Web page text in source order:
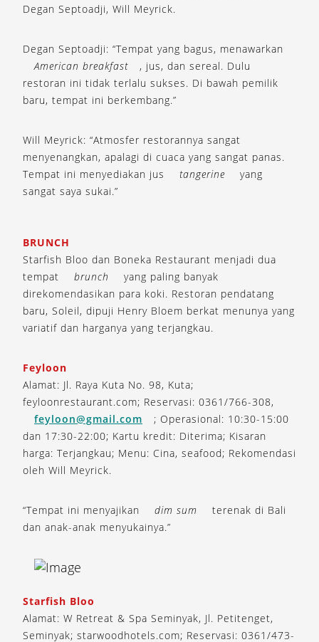
Degan Septoadji, Will Meyrick.
Degan Septoadji: “Tempat yang bagus, menawarkan
American breakfast
, jus, dan sereal. Dulu
restoran ini tidak terlalu sukses. Di bawah pemilik
baru, tempat ini berkembang.”
Will Meyrick: “Atmosfer restorannya sangat
menyenangkan, apalagi di cuaca yang sangat panas.
Tempat ini menyediakan jus
tangerine
yang
sangat saya sukai.”
BRUNCH
Starfish Bloo dan Boneka Restaurant menjadi dua
tempat
brunch
yang paling banyak
direkomendasikan para koki. Restoran pendatang
baru, Soleil, dipuji Henry Bloem berkat menunya yang
variatif dan harganya yang terjangkau.
Feyloon
Alamat: Jl. Raya Kuta No. 98, Kuta;
feyloonrestaurant.com; Reservasi: 0361/766-308,
feyloon@gmail.com
; Operasional: 10:30-15:00
dan 17:30-22:00; Kartu kredit: Diterima; Kisaran
harga: Terjangkau; Menu: Cina, seafood; Rekomendasi
oleh Will Meyrick.
“Tempat ini menyajikan dim sum
terenak di Bali
dan anak-anak menyukainya.”
Starfish Bloo
Alamat: W Retreat & Spa Seminyak, Jl. Petitenget,
Seminyak; starwoodhotels.com; Reservasi: 0361/473-